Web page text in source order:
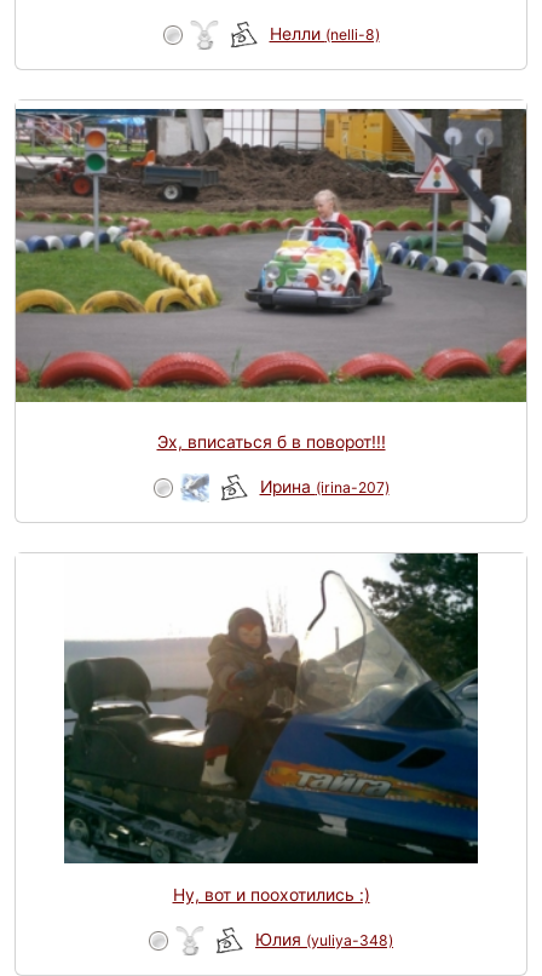
Нелли (nelli-8)
Эх, вписаться б в поворот!!!
Ирина (irina-207)
Ну, вот и поохотились :)
Юлия (yuliya-348)